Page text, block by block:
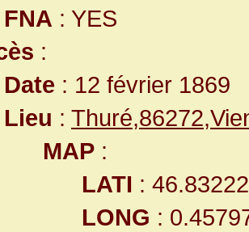
FNA : YES
:
Date : 12 février 1869
Lieu :
MAP :
LATI :
LONG :